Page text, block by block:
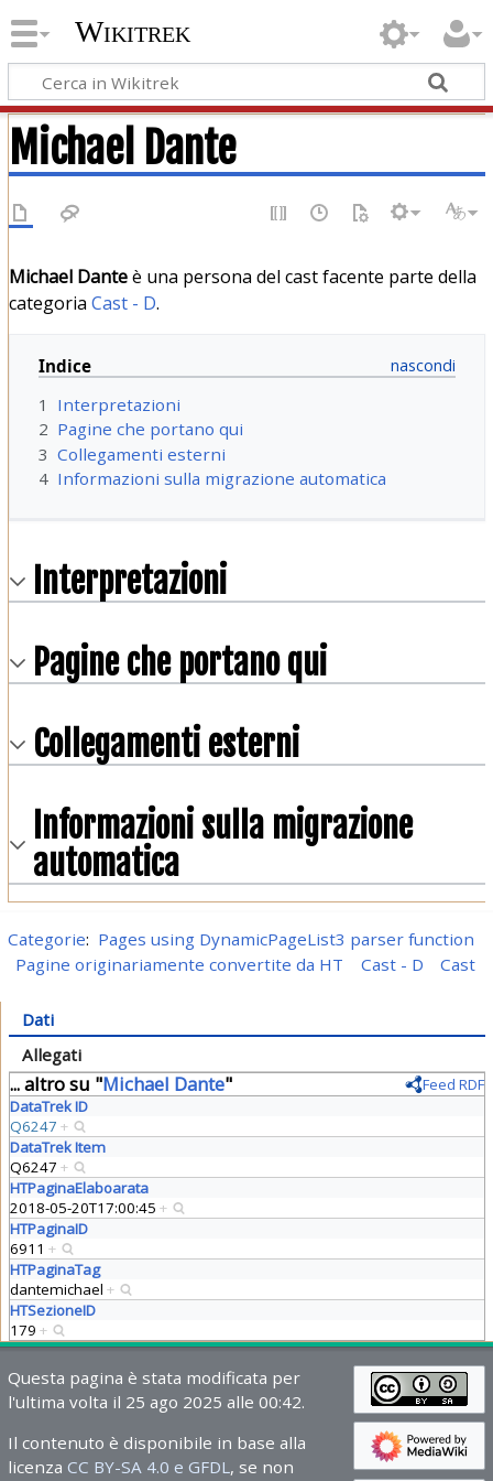
Wikitrek
Michael Dante
Michael Danteè una persona del cast facente parte della
categoria Cast - D.
Indice
1
Interpretazioni
2 Pagine che portano qui
3 Collegamenti esterni
4 Informazioni sulla migrazione automatica
Interpretazioni
Pagine che portano qui
Collegamenti esterni
Informazioni sulla migrazione
automatica
Categorie: Pages using DynamicPageList3 parser function
Pagine originariamente convertite da HT
Cast - D Cast
Dati
Allegati
... altro su "Michael Dante"
Feed RDF
DataTrek ID
Q6247 +
DataTrek Item
Q6247 +
HTPaginaElaboarata
2018-05-20T17:00:45 +
HTPaginaID
6911 +
HTPaginaTag
dantemichael +
HTSezioneID
179 +
Questa pagina è stata modificata per
l'ultima volta il 25 ago 2025 alle 00:42.
Il contenuto è disponibile in base alla
licenza CC BY-SA 4.0 e GFDL , se non